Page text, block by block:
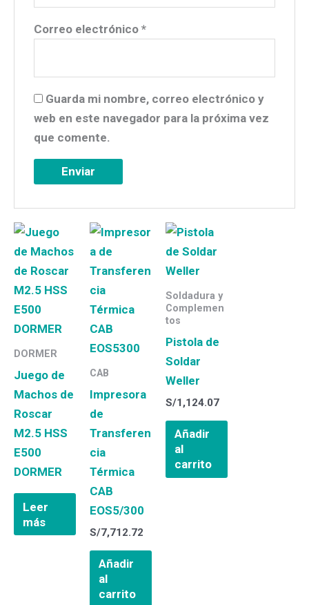
Correo electrónico*
Guarda mi nombre, correo electrónico y
web en este navegador para la próxima vez
que comente.
DORMER
Juego de
Machos de
Roscar
M2.5 HSS
E500
DORMER
Leer
más
CAB
Impresora
de
Transferen
cia
Térmica
CAB
EOS5/300
S/7,712.72
Añadir
al
carrito
Soldadura y
Complemen
tos
Pistola de
Soldar
Weller
S/1,124.07
Añadir
al
carrito